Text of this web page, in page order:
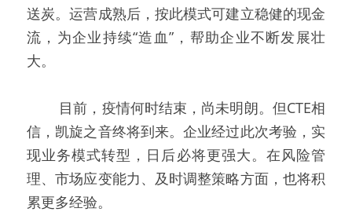
送炭。运营成熟后，按此模式可建立稳健的现金
流，为企业持续“造血”，帮助企业不断发展壮
大。
目前，疫情何时结束，尚未明朗。但CTE相
信，凯旋之音终将到来。企业经过此次考验，实
现业务模式转型，日后必将更强大。在风险管
理、市场应变能力、及时调整策略方面，也将积
累更多经验。